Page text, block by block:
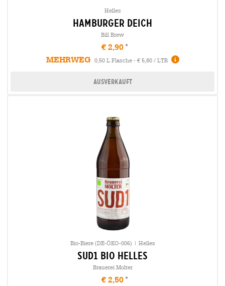
Helles
hamburger deich
Bill Brew
€ 2,90
MEHRWEG
0,50 L Flasche - € 5,80 / LTR
Ausverkauft
Bio-Biere (DE-ÖKO-006) | Helles
sud1 bio Helles
Brauerei Molter
€ 2,50